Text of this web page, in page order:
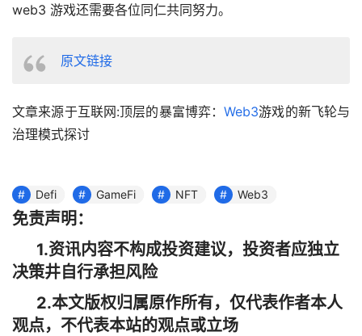
web3 游戏还需要各位同仁共同努力。
原文链接
文章来源于互联网:顶层的暴富博弈：Web3游戏的新飞轮与
治理模式探讨
Defi GameFi NFT Web3
免责声明：
1.资讯内容不构成投资建议，投资者应独立
决策井自行承担风险
2.本文版权归属原作所有，仅代表作者本人
观点，不代表本站的观点或立场